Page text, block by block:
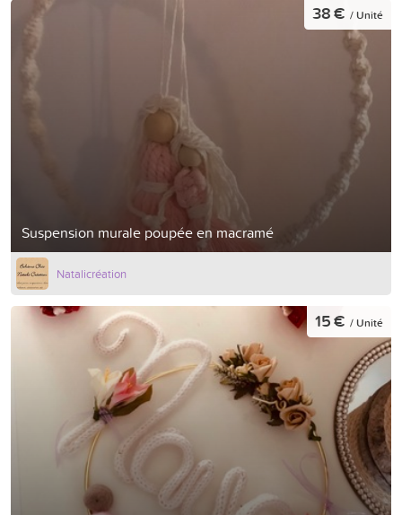
Suspension murale poupée en macramé
38 € / Unité
Natalicréation
15 € / Unité